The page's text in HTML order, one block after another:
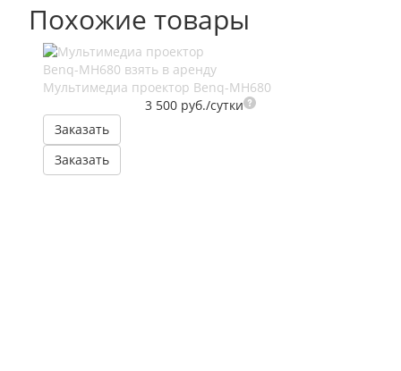
Похожие товары
Мультимедиа проектор Benq-MH680
3 500 руб./сутки
Заказать
Заказать